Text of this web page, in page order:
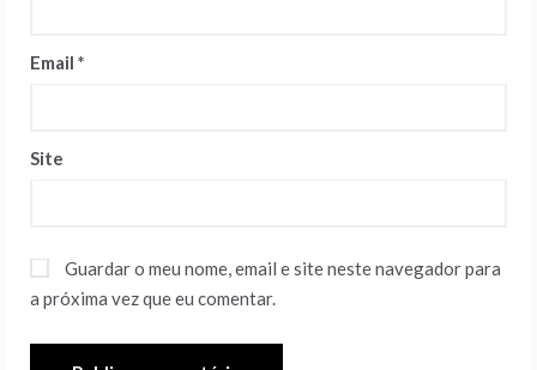
Email *
Site
Guardar o meu nome, email e site neste navegador para
a próxima vez que eu comentar.